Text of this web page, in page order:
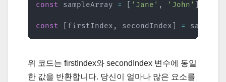
const sampleArray = 'Jane' , 'John'
const firstIndex , secondIndex =
위 코드는 firstIndex와 secondIndex 변수에 동일
한 값을 반환합니다. 당신이 얼마나 많은 요소를